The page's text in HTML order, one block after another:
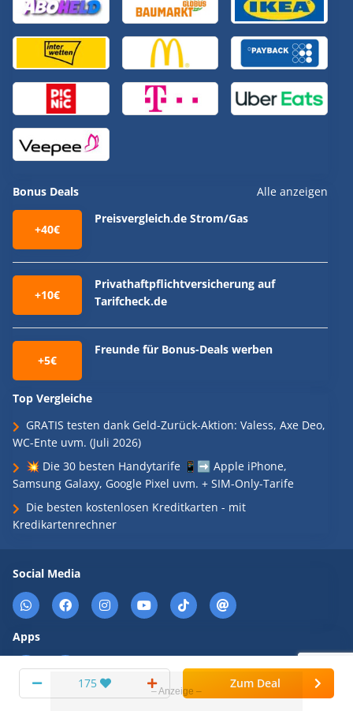
175 Zum Deal
Bonus Deals Alle anzeigen
+40€
Preisvergleich.de Strom/Gas
+10€
Privathaftpflichtversicherung auf
Tarifcheck.de
+5€
Freunde für Bonus-Deals werben
Top Vergleiche
GRATIS testen dank Geld-Zurück-Aktion: Valess, Axe Deo,
WC-Ente uvm. (Juli 2026)
💥 Die 30 besten Handytarife 📱➡️ Apple iPhone,
Samsung Galaxy, Google Pixel uvm. + SIM-Only-Tarife
Die besten kostenlosen Kreditkarten - mit
Kredikartenrechner
Social Media
Apps